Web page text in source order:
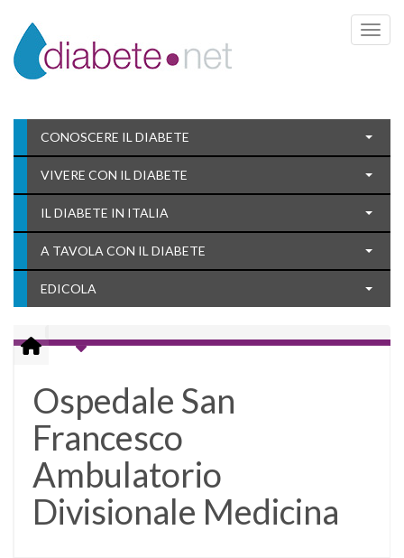
Toggle
CONOSCERE IL DIABETE
VIVERE CON IL DIABETE
IL DIABETE IN ITALIA
A TAVOLA CON IL DIABETE
EDICOLA
Ospedale San
Francesco
Ambulatorio
Divisionale Medicina